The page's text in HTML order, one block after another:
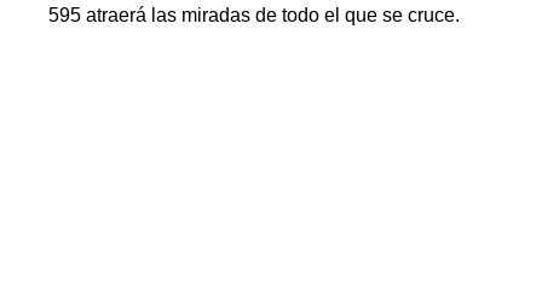
595 atraerá las miradas de todo el que se cruce.